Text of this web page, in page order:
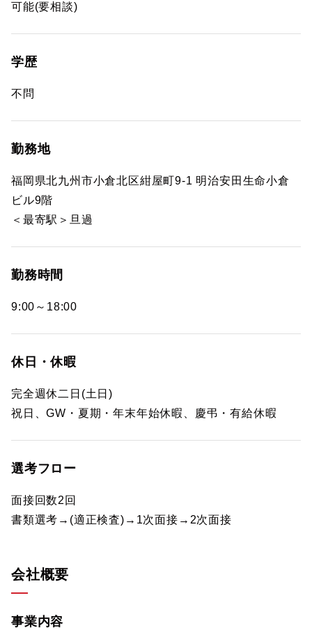
可能(要相談)
学歴
不問
勤務地
福岡県北九州市小倉北区紺屋町9-1 明治安田生命小倉
ビル9階
＜最寄駅＞旦過
勤務時間
9:00～18:00
休日・休暇
完全週休二日(土日)
祝日、GW・夏期・年末年始休暇、慶弔・有給休暇
選考フロー
面接回数2回
書類選考→(適正検査)→1次面接→2次面接
会社概要
事業内容